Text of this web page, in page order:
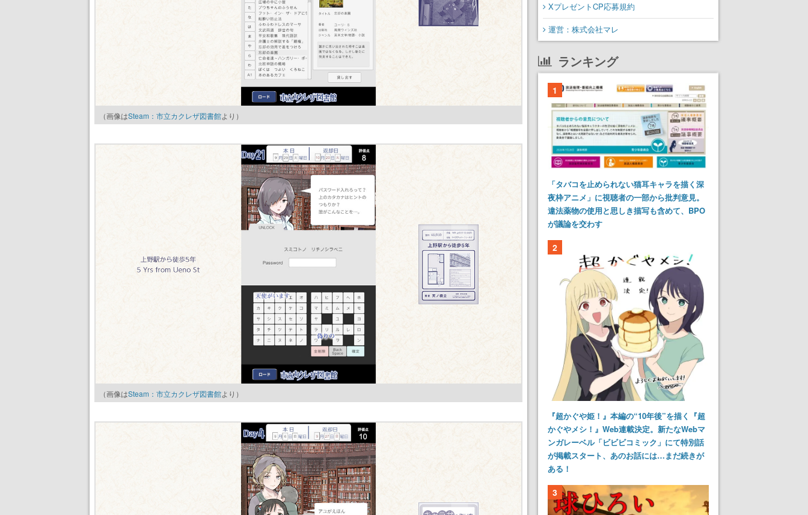
（画像はSteam：市立カクレザ図書館より）
（画像はSteam：市立カクレザ図書館より）
XプレゼントCP応募規約
運営：株式会社マレ
ランキング
1
「タバコを止められない猫耳キャラを描く深
夜枠アニメ」に視聴者の一部から批判意見。
違法薬物の使用と思しき描写も含めて、BPO
が議論を交わす
2
『超かぐや姫！』本編の“10年後”を描く『超
かぐやメシ！』Web連載決定。新たなWebマ
ンガレーベル「ビビビコミック」にて特別話
が掲載スタート、あのお話には…まだ続きが
ある！
3